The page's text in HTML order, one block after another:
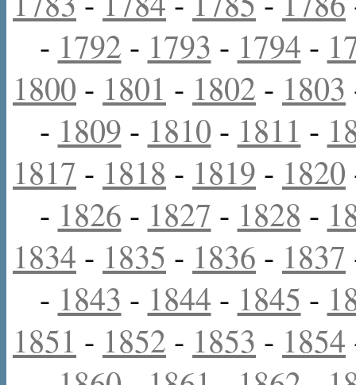
- 1792 - 1793 - 1794 -
1800 - 1801 - 1802 - 1803
- 1809 - 1810 - 1811 -
1817 - 1818 - 1819 - 1820
- 1826 - 1827 - 1828 -
1834 - 1835 - 1836 - 1837
- 1843 - 1844 - 1845 -
1851 - 1852 - 1853 - 1854